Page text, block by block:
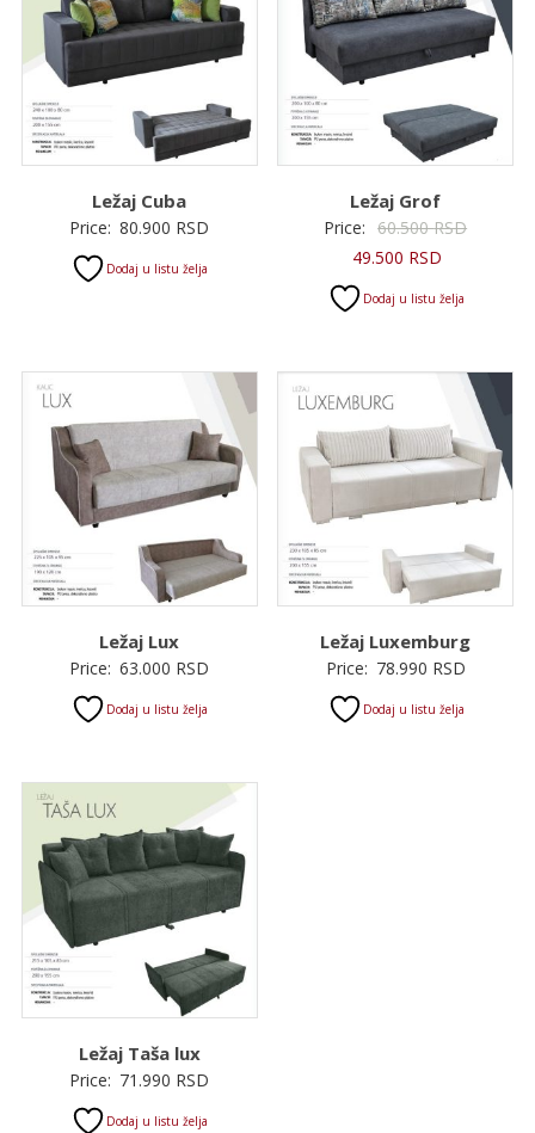
Ležaj Cuba
Price: 80.900 RSD
Dodaj u listu želja
Ležaj Grof
Price: 60.500RSD
49.500 RSD
Dodaj u listu želja
Ležaj Lux
Price: 63.000 RSD
Dodaj u listu želja
Ležaj Luxemburg
Price: 78.990 RSD
Dodaj u listu želja
Ležaj Taša lux
Price: 71.990 RSD
Dodaj u listu želja